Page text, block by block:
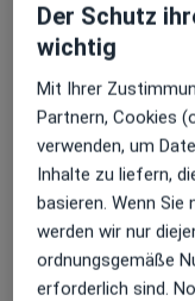
Innere Medizin
Kardiologische
Der Schutz
wichtig
Mit Ihrer
Partnern, Cookies
verwenden, um
Inhalte zu liefern,
basieren. Wenn
werden wir nur
ordnungsgemäße
erforderlich sind.